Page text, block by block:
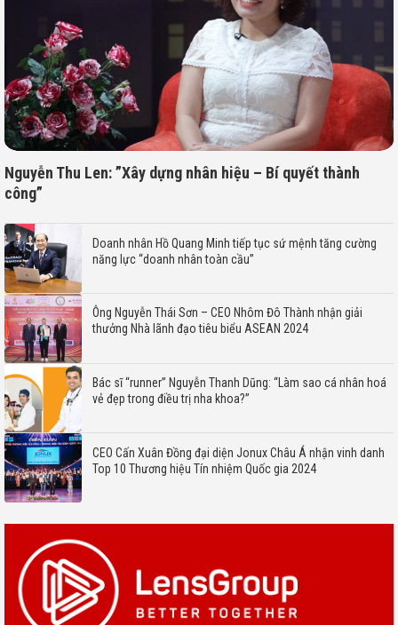
Nguyễn Thu Len: ”Xây dựng nhân hiệu – Bí quyết thành
công”
Doanh nhân Hồ Quang Minh tiếp tục sứ mệnh tăng cường
năng lực “doanh nhân toàn cầu”
Ông Nguyễn Thái Sơn – CEO Nhôm Đô Thành nhận giải
thưởng Nhà lãnh đạo tiêu biểu ASEAN 2024
Bác sĩ “runner” Nguyễn Thanh Dũng: “Làm sao cá nhân hoá
vẻ đẹp trong điều trị nha khoa?”
CEO Cấn Xuân Đồng đại diện Jonux Châu Á nhận vinh danh
Top 10 Thương hiệu Tín nhiệm Quốc gia 2024